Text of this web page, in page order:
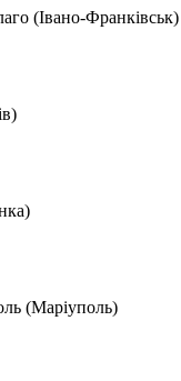
(Івано-Франківськ)
(Маріуполь)